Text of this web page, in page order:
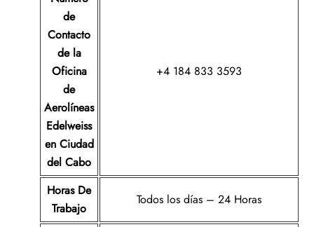
de
Contacto
de la
Oficina
de
Aerolíneas
Edelweiss
en Ciudad
del Cabo
+4 184 833 3593
Horas De
Trabajo
Todos los días – 24 Horas